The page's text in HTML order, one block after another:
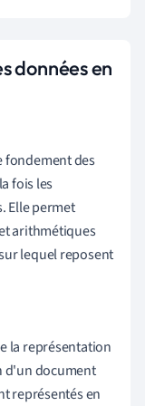
données en
fondement des
fois les
Elle permet
arithmétiques
lequel reposent
la représentation
d'un document
représentés en